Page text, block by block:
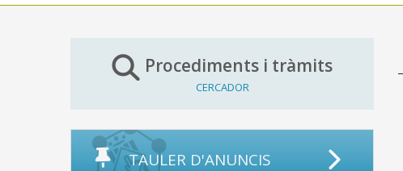
Procediments i tràmits
CERCADOR
TAULER D'ANUNCIS